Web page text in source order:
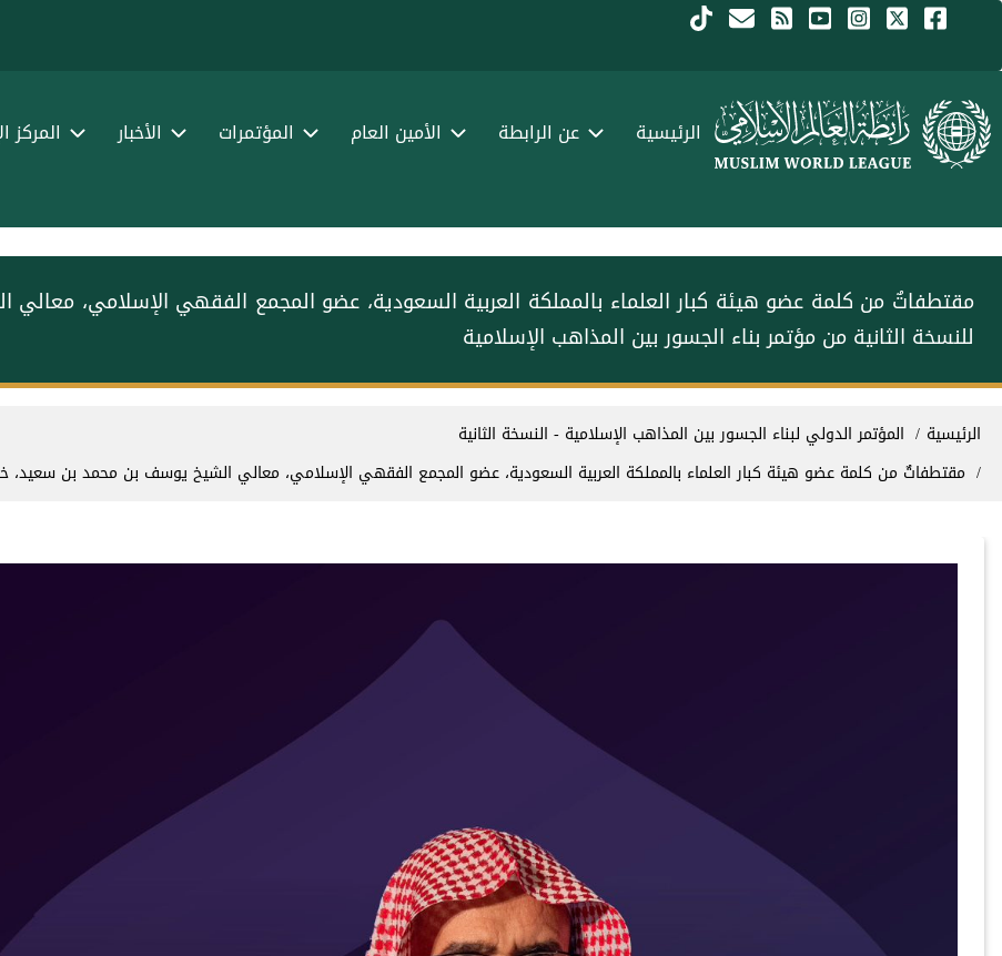
تجاوز إلى المحتوى الرئيسي
Menu Arabic الرئيسية عن الرابطة الأمين العام المؤتمرات الأخبار المركز
مقتطفاتٌ من كلمة عضو هيئة كبار العلماء بالمملكة العربية السعودية، عضو المجمع الفقهي الإسلامي،
للنسخة الثانية من مؤتمر ⁧‫بناء الجسور بين المذاهب‬⁩ الإسلامية
مسار التنقل
الرئيسية
المؤتمر الدولي لبناء الجسور بين المذاهب الإسلامية - النسخة الثانية
مقتطفاتٌ من كلمة عضو هيئة كبار العلماء بالمملكة العربية السعودية، عضو المجمع الفقهي الإسلامي، معالي الشيخ يوسف بن محمد بن سعيد،